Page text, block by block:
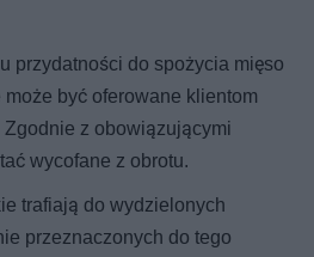
przydatności do spożycia mięso
być oferowane klientom
z obowiązującymi
wycofane z obrotu.
trafiają do wydzielonych
przeznaczonych do tego